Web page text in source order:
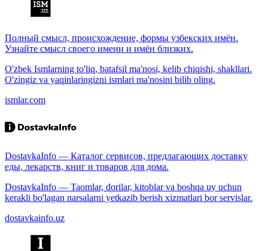
Полный смысл, происхождение, формы узбекских имён.
Узнайте смысл своего имени и имён близких.
O'zbek Ismlarning to'liq, batafsil ma'nosi, kelib chiqishi, shakllari.
O'zingiz va yaqinlaringizni ismlari ma'nosini bilib oling.
ismlar.com
DostavkaInfo — Каталог сервисов, предлагающих доставку
еды, лекарств, книг и товаров для дома.
DostavkaInfo — Taomlar, dorilar, kitoblar va boshqa uy uchun
kerakli bo'lagan narsalarni yetkazib berish xizmatlari bor servislar.
dostavkainfo.uz